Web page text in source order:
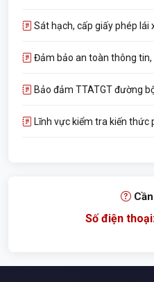
Sát hạch, cấp giấy phép lái
Đảm bảo an toàn thông tin,
Bảo đảm TTATGT đường
Lĩnh vực kiểm tra kiến thức
Số điện